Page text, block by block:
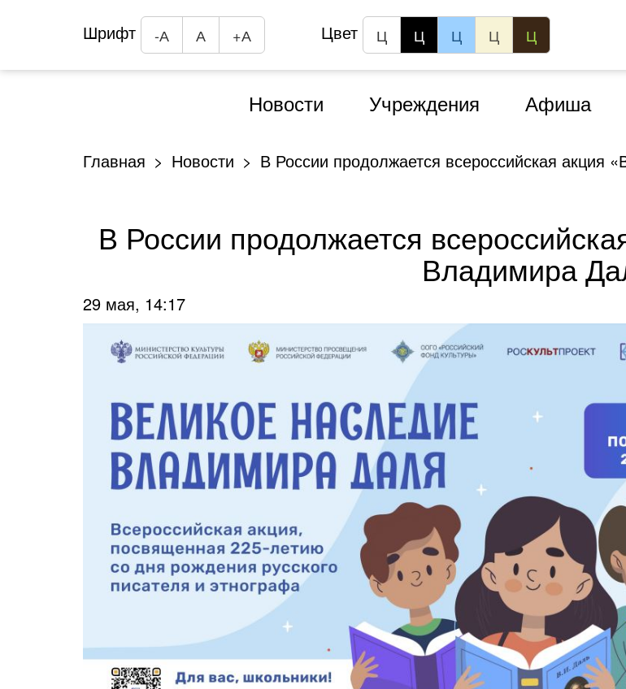
Шрифт -А А +А Цвет Ц Ц Ц Ц Ц
Новости Учреждения Афиша
Главная Новости В России продолжается всероссийская акция
В России продолжается
Владимира
29 мая, 14:17